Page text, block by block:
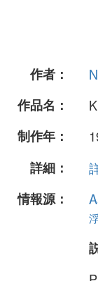
作者：
作品名：
制作年：
詳細：
情報源：